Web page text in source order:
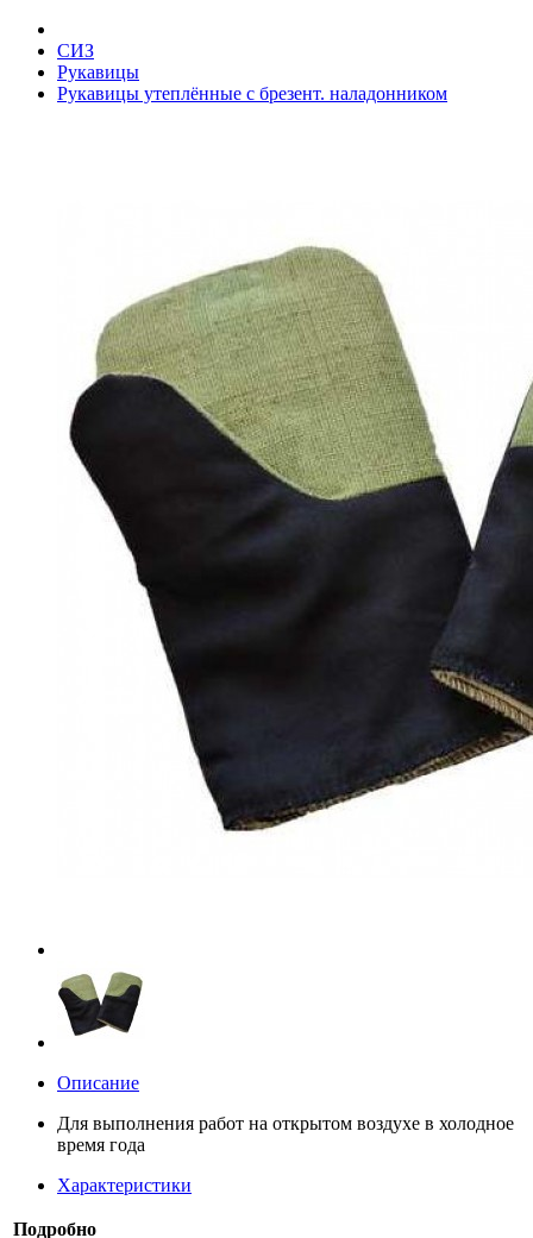
СИЗ
Рукавицы
Рукавицы утеплённые с брезент. наладонником
Описание
Для выполнения работ на открытом воздухе в холодное
время года
Характеристики
Подробно